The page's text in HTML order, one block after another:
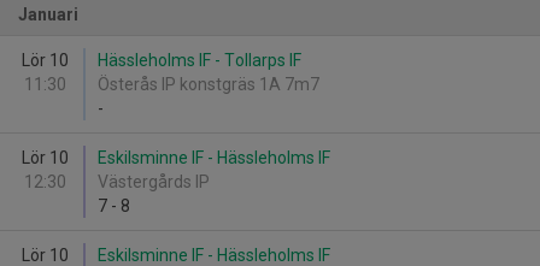
Januari
Lör 10
11:30
Hässleholms IF - Tollarps IF
Österås IP konstgräs 1A 7m7
-
Lör 10
12:30
Eskilsminne IF - Hässleholms IF
Västergårds IP
7 - 8
Lör 10
Eskilsminne IF - Hässleholms IF